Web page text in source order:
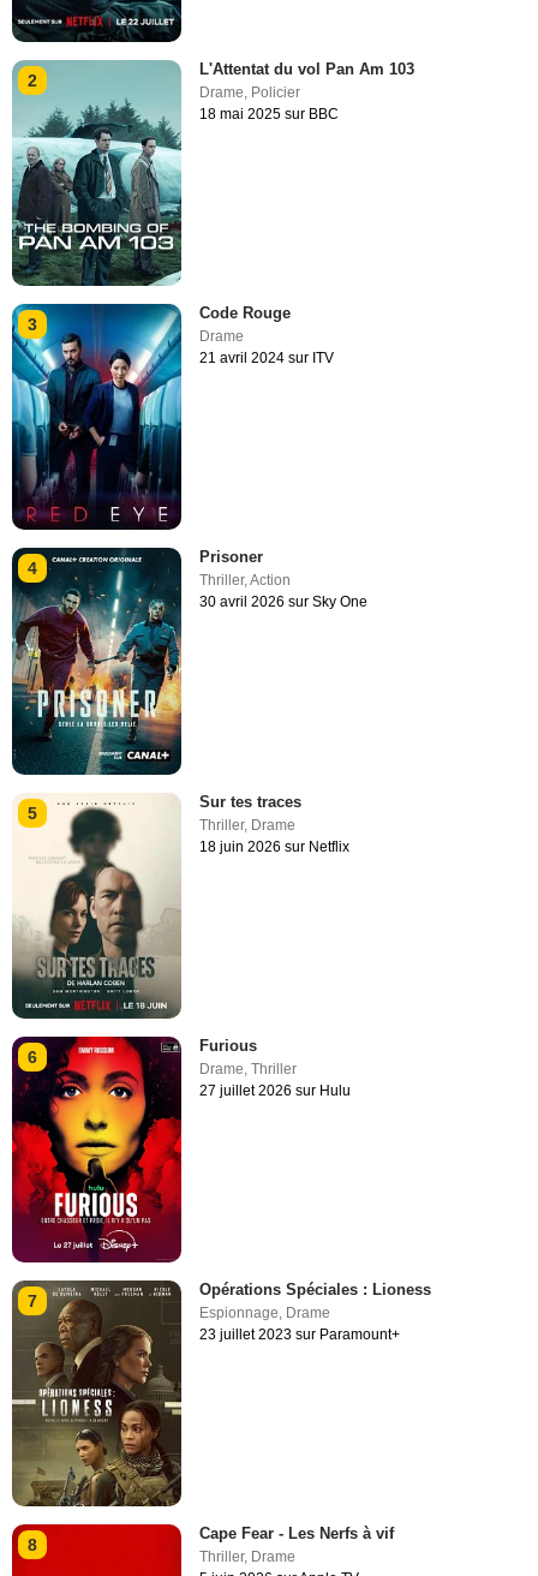
2
L'Attentat du vol Pan Am 103
Drame Policier
18 mai 2025 sur BBC
3
Code Rouge
Drame
21 avril 2024 sur ITV
4
Prisoner
Thriller,Action
30 avril 2026 sur Sky One
5
Sur tes traces
Thriller, Drame
18 juin 2026 sur Netflix
6
Furious
Drame,Thriller
27 juillet 2026 sur Hulu
7
Opérations Spéciales : Lioness
Espionnage, Drame
23 juillet 2023 sur Paramount+
8
Cape Fear - Les Nerfs à vif
Thriller, Drame